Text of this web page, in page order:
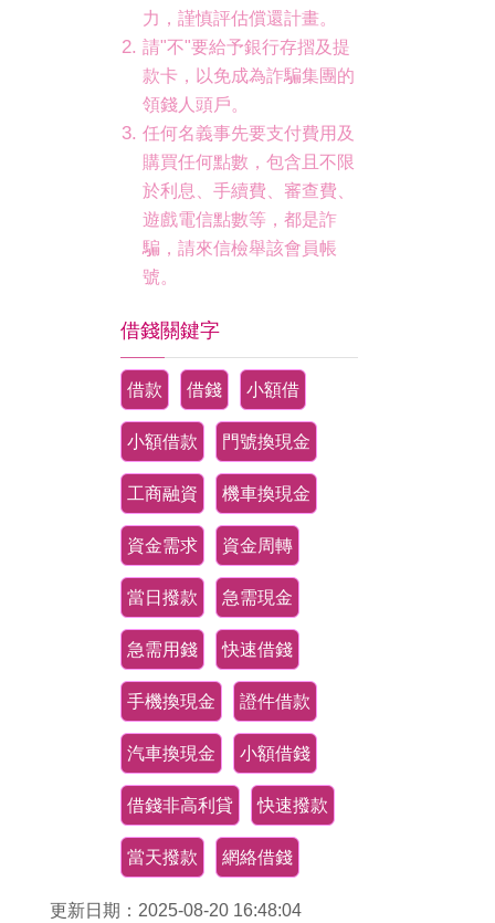
力，謹慎評估償還計畫。
請"不"要給予銀行存摺及提
款卡，以免成為詐騙集團的
領錢人頭戶。
任何名義事先要支付費用及
購買任何點數，包含且不限
於利息、手續費、審查費、
遊戲電信點數等，都是詐
騙，請來信檢舉該會員帳
號。
借錢關鍵字
借款 借錢 小額借
小額借款 門號換現金
工商融資 機車換現金
資金需求 資金周轉
當日撥款 急需現金
急需用錢 快速借錢
手機換現金 證件借款
汽車換現金 小額借錢
借錢非高利貸 快速撥款
當天撥款 網絡借錢
更新日期：2025-08-20 16:48:04